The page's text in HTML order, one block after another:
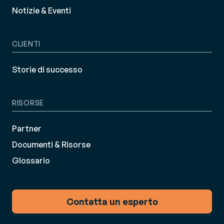
Notizie & Eventi
CLIENTI
Storie di successo
RISORSE
Partner
Documenti & Risorse
Glossario
Contatta un esperto